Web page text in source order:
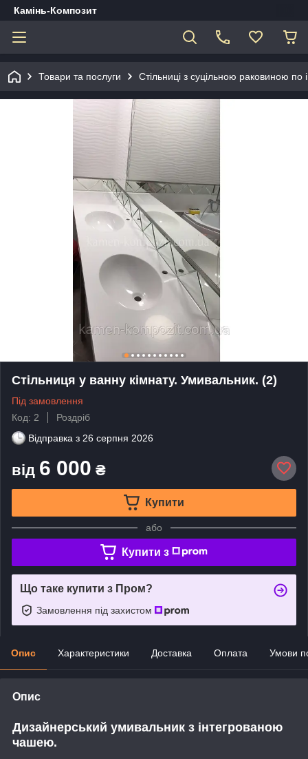
Камінь-Композит
Товари та послуги Стільниці з суцільною раковиною по
Стільниця у ванну кімнату. Умивальник. (2)
Під замовлення
Код: 2
Роздріб
Відправка з 26 серпня 2026
від 6 000 ₴
Купити
або
Купити з
Що таке купити з Пром?
Замовлення під захистом
Опис Характеристики Доставка Оплата Умови
Опис
Дизайнерський умивальник з інтегрованою
чашею.